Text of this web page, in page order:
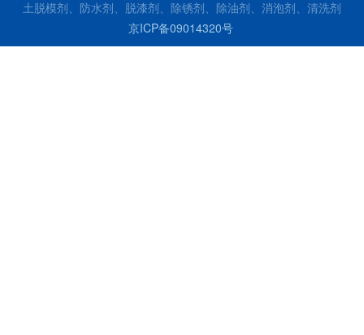
土脱模剂、防水剂、脱漆剂、除锈剂、除油剂、消泡剂、清洗剂
京ICP备09014320号